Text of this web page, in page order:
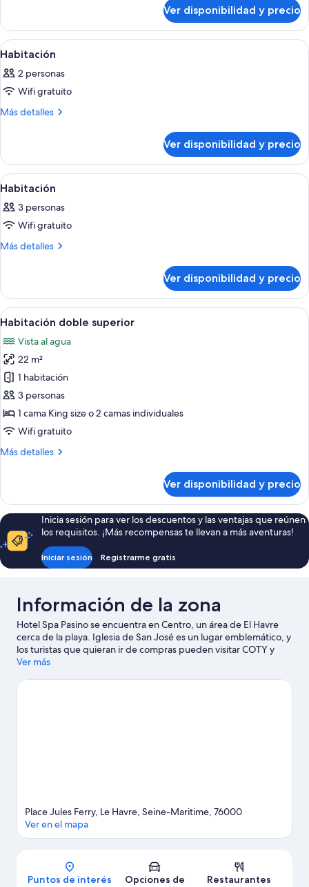
Ver disponibilidad y precio
Ver
todas
las
fotos
de
Una habitación de hotel con un
5
Habitación
2 personas
Wifi gratuito
Más detalles
Más
Ver disponibilidad y precio
Ver
todas
las
fotos
de
Habitación de hotel con una cama
7
Habitación
3 personas
Wifi gratuito
Más detalles
Más
Ver disponibilidad y precio
Ver
todas
las
fotos
de
Habitación
doble
superior
Caja de seguridad en la habitación y
4
Habitación doble superior
Vista al agua
22 m²
1 habitación
3 personas
1 cama King size o 2 camas individuales
Wifi gratuito
Más detalles
Más
doble
superior
Ver disponibilidad y precio
Inicia sesión para ver los descuentos y las ventajas que reúnen
los requisitos. ¡Más recompensas te llevan a más aventuras!
Iniciar sesión Registrarme gratis
Información de la zona
Hotel Spa Pasino se encuentra en Centro, un área de El Havre
cerca de la playa. Iglesia de San José es un lugar emblemático, y
los turistas que quieran ir de compras pueden visitar COTY y
Centro comercial Vauban Docks. No te pierdas Jardines
para hacer ski acuático y windsurf, y así saciar tu sed de
Ver más
Mapa
Place Jules Ferry, Le Havre, Seine-Maritime, 76000
Ver en el mapa
Puntos de interés
Opciones de
Restaurantes